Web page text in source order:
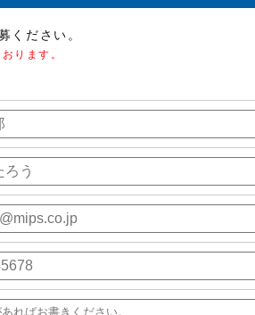
ください。
ります。